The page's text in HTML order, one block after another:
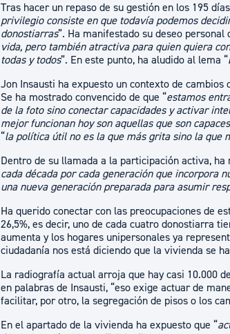
Tras hacer un repaso de su gestión en los 195
privilegio consiste en que todavía podemos
donostiarras”. Ha manifestado su deseo personal
vida, pero también atractiva para quien quiera
todas y todos”. En este punto, ha aludido al lema “
Jon Insausti ha expuesto un contexto de cambios
Se ha mostrado convencido de que “estamos
de la foto sino conectar capacidades y activar
mejor funcionan hoy son aquellas que son
“la política útil no es la que más grita sino la que
Dentro de su llamada a la participación activa, ha
cada década por cada generación que incorpora
una nueva generación preparada para asumir
Ha querido conectar con las preocupaciones de
26,5%, es decir, uno de cada cuatro donostiarra
aumenta y los hogares unipersonales ya
ciudadanía nos está diciendo que la vivienda se
La radiografía actual arroja que hay casi 10.000
en palabras de Insausti, “eso exige actuar de
facilitar, por otro, la segregación de pisos o los
En el apartado de la vivienda ha expuesto que “